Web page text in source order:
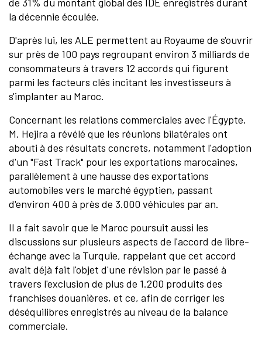
de 31% du montant global des IDE enregistrés durant
la décennie écoulée.
D'après lui, les ALE permettent au Royaume de s'ouvrir
sur près de 100 pays regroupant environ 3 milliards de
consommateurs à travers 12 accords qui figurent
parmi les facteurs clés incitant les investisseurs à
s'implanter au Maroc.
Concernant les relations commerciales avec l'Égypte,
M. Hejira a révélé que les réunions bilatérales ont
abouti à des résultats concrets, notamment l'adoption
d'un "Fast Track" pour les exportations marocaines,
parallèlement à une hausse des exportations
automobiles vers le marché égyptien, passant
d'environ 400 à près de 3.000 véhicules par an.
Il a fait savoir que le Maroc poursuit aussi les
discussions sur plusieurs aspects de l'accord de libre-
échange avec la Turquie, rappelant que cet accord
avait déjà fait l'objet d'une révision par le passé à
travers l'exclusion de plus de 1.200 produits des
franchises douanières, et ce, afin de corriger les
déséquilibres enregistrés au niveau de la balance
commerciale.